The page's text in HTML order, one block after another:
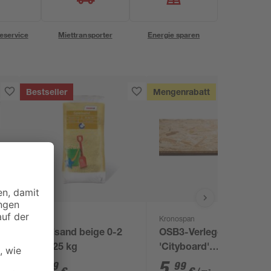
Miettransporter Energie sparen
Bestseller
Spielsand beige 0-2
mm 25 kg
29
Mengenrabatt
Kronospan
OSB3-Verlegeplatte
'Cityboard'
ungeschliffen 1690 x
99